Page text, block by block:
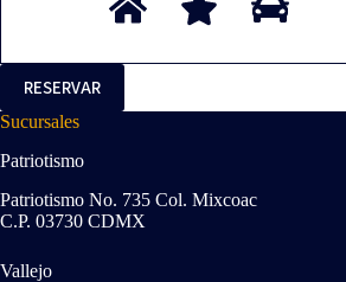
Sucursales
Patriotismo
Patriotismo No. 735 Col. Mixcoac
C.P. 03730 CDMX
Vallejo